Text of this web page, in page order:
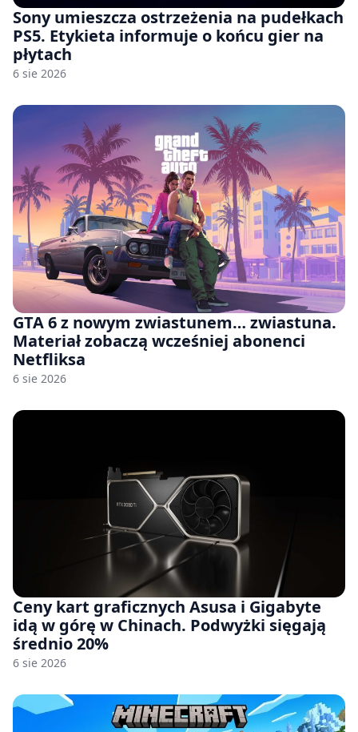
Sony umieszcza ostrzeżenia na pudełkach
PS5. Etykieta informuje o końcu gier na
płytach
6 sie 2026
GTA 6 z nowym zwiastunem… zwiastuna.
Materiał zobaczą wcześniej abonenci
Netfliksa
6 sie 2026
Ceny kart graficznych Asusa i Gigabyte
idą w górę w Chinach. Podwyżki sięgają
średnio 20%
6 sie 2026